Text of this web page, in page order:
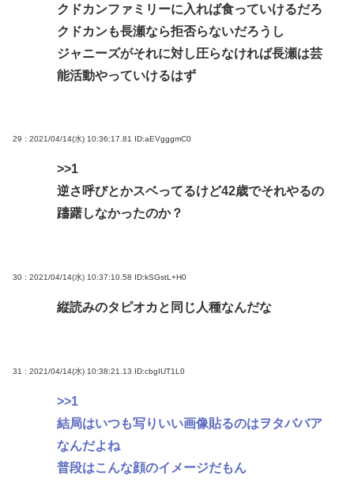
クドカンファミリーに入れば食っていけるだろ
クドカンも長瀬なら拒否らないだろうし
ジャニーズがそれに対し圧らなければ長瀬は芸
能活動やっていけるはず
29 : 2021/04/14(水) 10:36:17.81 ID:aEVgggmC0
>>1
逆さ呼びとかスベってるけど42歳でそれやるの
躊躇しなかったのか？
30 : 2021/04/14(水) 10:37:10.58 ID:kSGstL+H0
縦読みのタピオカと同じ人種なんだな
31 : 2021/04/14(水) 10:38:21.13 ID:cbgIUT1L0
>>1
結局はいつも写りいい画像貼るのはヲタババア
なんだよね
普段はこんな顔のイメージだもん